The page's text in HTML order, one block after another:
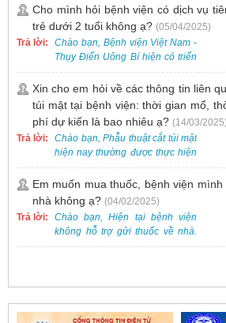
viện Việt Nam - Thụy Điển Uông
Bí, chúng tôi cung cấp các dịch
vụ thăm khám và xét nghiệm
chuyên sâu để phát hiện sớm
HPV và tầm soát ung thư cổ tử
Cho mình hỏi bệnh viện có dịch vụ
trẻ dưới 2 tuổi không ạ? (05/04/2025)
Trả lời:
Chào bạn, Bệnh viện Việt Nam -
Thụy Điển Uông Bí hiện có triển
khai dịch vụ tiêm vắc-xin cho trẻ
dưới 2 tuổi.
Xin cho em hỏi về các thông tin liên
túi mật tại bệnh viện: thời gian mổ,
phí dự kiến là bao nhiêu ạ? (14/03/
Trả lời:
Chào bạn, Phẫu thuật cắt túi mật
hiện nay thường được thực hiện
bằng phương pháp nội soi, đây
là một kỹ thuật ít xâm lấn, an toàn
và phổ biến.
Em muốn mua thuốc, bệnh viện
nhà không ạ? (04/02/2025)
Trả lời:
Chào bạn, Hiện tại bệnh viện
không hỗ trợ gửi thuốc về nhà.
Việc cấp phát thuốc tại bệnh viện
trực tiếp.